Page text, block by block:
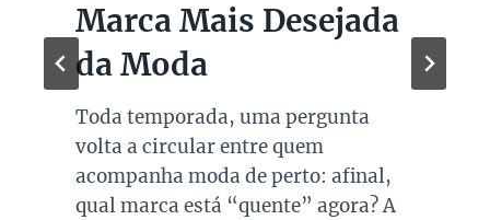
Marca Mais Desejada
da Moda
Toda temporada, uma pergunta
volta a circular entre quem
acompanha moda de perto: afinal,
qual marca está “quente” agora? A